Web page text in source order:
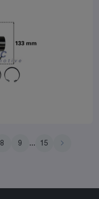
8 9 ... 15